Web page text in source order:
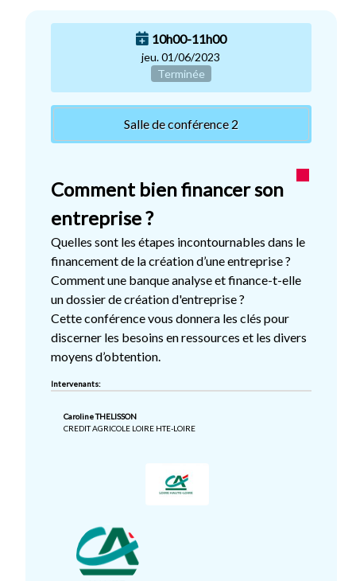
10h00-11h00
jeu. 01/06/2023
Terminée
Salle de conférence 2
Comment bien financer son
entreprise ?
Quelles sont les étapes incontournables dans le
financement de la création d’une entreprise ?
Comment une banque analyse et finance-t-elle
un dossier de création d'entreprise ?
Cette conférence vous donnera les clés pour
discerner les besoins en ressources et les divers
moyens d’obtention.
Intervenants:
Caroline THELISSON
CREDIT AGRICOLE LOIRE HTE-LOIRE